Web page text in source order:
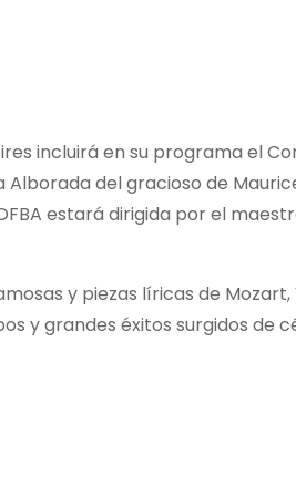
incluirá en su programa el
Alborada del gracioso de
estará dirigida por el
y piezas líricas de Mozart,
y grandes éxitos surgidos de